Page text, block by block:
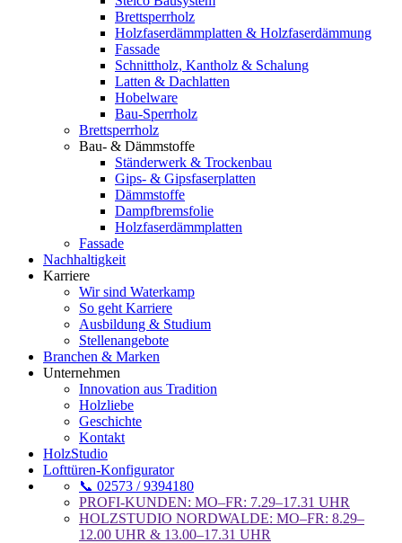
Brettsperrholz
Holzfaserdämmplatten & Holzfaserdämmung
Fassade
Schnittholz, Kantholz & Schalung
Latten & Dachlatten
Hobelware
Bau-Sperrholz
Brettsperrholz
Bau- & Dämmstoffe
Ständerwerk & Trockenbau
Gips- & Gipsfaserplatten
Dämmstoffe
Dampfbremsfolie
Holzfaserdämmplatten
Fassade
Nachhaltigkeit
Karriere
Wir sind Waterkamp
So geht Karriere
Ausbildung & Studium
Stellenangebote
Branchen & Marken
Unternehmen
Innovation aus Tradition
Holzliebe
Geschichte
Kontakt
HolzStudio
Lofttüren-Konfigurator
📞 02573 / 9394180
PROFI-KUNDEN: MO–FR: 7.29–17.31 UHR
HOLZSTUDIO NORDWALDE: MO–FR: 8.29–
12.00 UHR & 13.00–17.31 UHR